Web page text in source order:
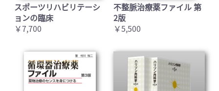
スポーツリハビリテーシ
ョンの臨床
￥7,700
不整脈治療薬ファイル 第
2版
￥5,500